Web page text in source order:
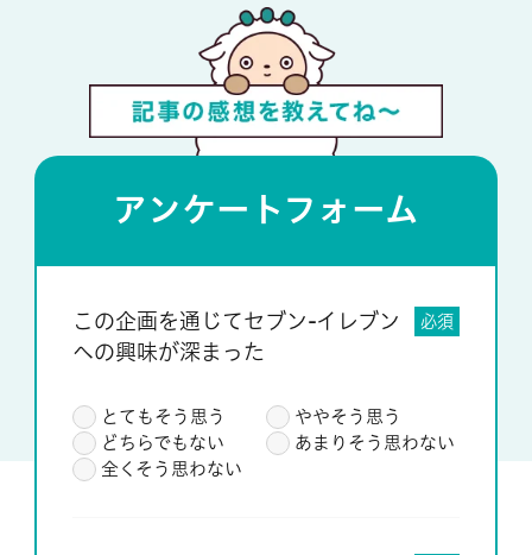
アンケートフォーム
この企画を通じてセブン-イレブン
への興味が深まった
必須
とてもそう思う
ややそう思う
どちらでもない
あまりそう思わない
全くそう思わない